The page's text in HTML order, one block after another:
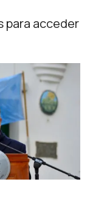
para acceder